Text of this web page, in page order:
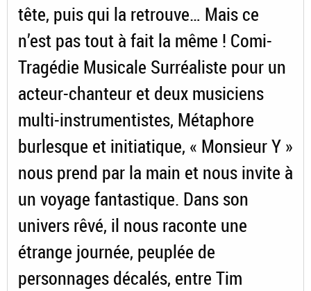
tête, puis qui la retrouve… Mais ce
n’est pas tout à fait la même ! Comi-
Tragédie Musicale Surréaliste pour un
acteur-chanteur et deux musiciens
multi-instrumentistes, Métaphore
burlesque et initiatique, « Monsieur Y »
nous prend par la main et nous invite à
un voyage fantastique. Dans son
univers rêvé, il nous raconte une
étrange journée, peuplée de
personnages décalés, entre Tim